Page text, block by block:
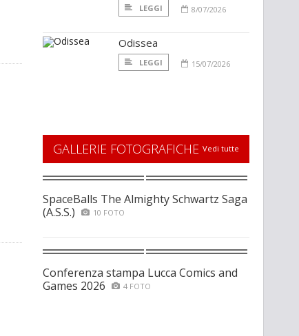
LEGGI 8/07/2026
Odissea
LEGGI 15/07/2026
GALLERIE FOTOGRAFICHE Vedi tutte
SpaceBalls The Almighty Schwartz Saga
(A.S.S.)
10 FOTO
Conferenza stampa Lucca Comics and
Games 2026
4 FOTO